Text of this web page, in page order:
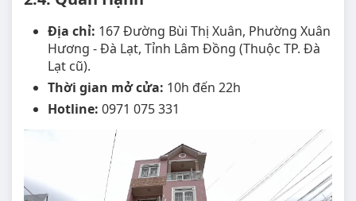
Địa chỉ: 167 Đường Bùi Thị Xuân, Phường Xuân
Hương - Đà Lạt, Tỉnh Lâm Đồng (Thuộc TP. Đà
Lạt cũ).
Thời gian mở cửa: 10h đến 22h
Hotline: 0971 075 331